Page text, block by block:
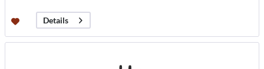
Details